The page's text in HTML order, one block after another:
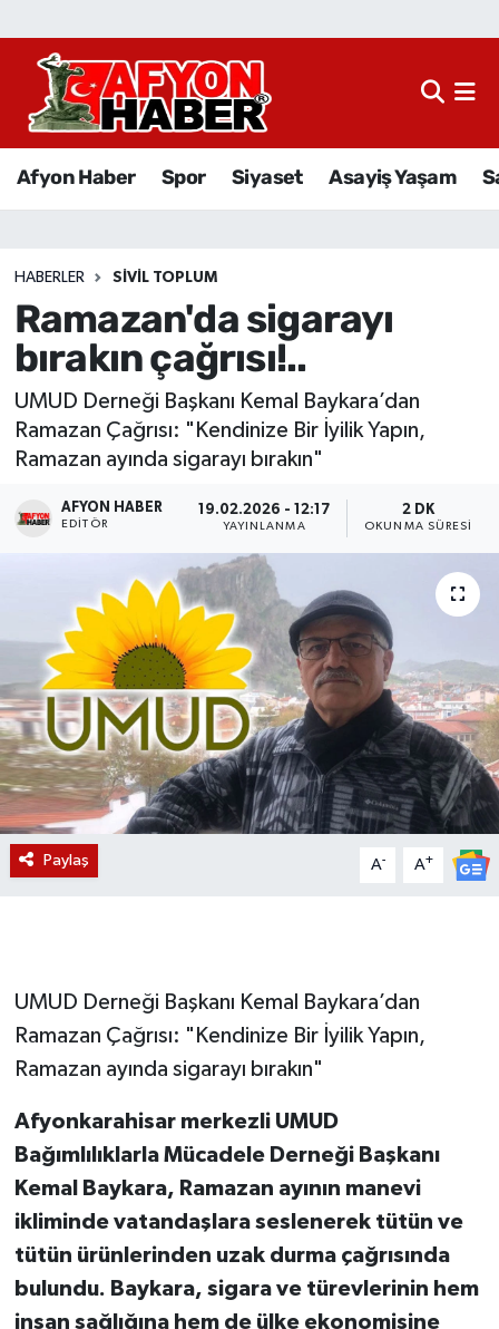
Afyon Haber Spor Siyaset Asayiş Yaşam
HABERLER SIVIL TOPLUM
Ramazan'da sigarayı
bırakın çağrısı!..
UMUD Derneği Başkanı Kemal Baykara’dan
Ramazan Çağrısı: "Kendinize Bir İyilik Yapın,
Ramazan ayında sigarayı bırakın"
AFYON HABER
EDITÖR
19.02.2026 - 12:17
YAYINLANMA
2 DK
OKUNMA SÜRESI
Paylaş A- A+
UMUD Derneği Başkanı Kemal Baykara’dan
Ramazan Çağrısı: "Kendinize Bir İyilik Yapın,
Ramazan ayında sigarayı bırakın"
Afyonkarahisar merkezli UMUD
Bağımlılıklarla Mücadele Derneği Başkanı
Kemal Baykara, Ramazan ayının manevi
ikliminde vatandaşlara seslenerek tütün ve
tütün ürünlerinden uzak durma çağrısında
bulundu. Baykara, sigara ve türevlerinin hem
insan sağlığına hem de ülke ekonomisine
Afyon Haber
Sağlık
Eğitim
Sivil Toplum
Etkinlikler